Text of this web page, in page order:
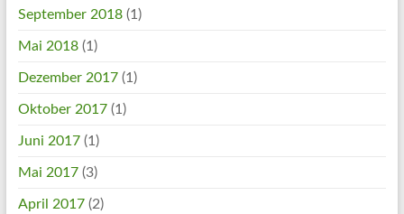
September 2018(1)
Mai 2018(1)
Dezember 2017(1)
Oktober 2017(1)
Juni 2017(1)
Mai 2017(3)
April 2017(2)